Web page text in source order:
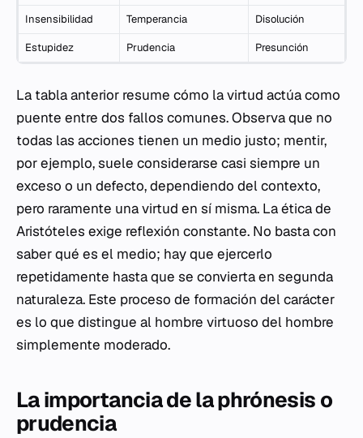
Insensibilidad Temperancia Disolución
Estupidez Prudencia Presunción
La tabla anterior resume cómo la virtud actúa como
puente entre dos fallos comunes. Observa que no
todas las acciones tienen un medio justo; mentir,
por ejemplo, suele considerarse casi siempre un
exceso o un defecto, dependiendo del contexto,
pero raramente una virtud en sí misma. La ética de
Aristóteles exige reflexión constante. No basta con
saber qué es el medio; hay que ejercerlo
repetidamente hasta que se convierta en segunda
naturaleza. Este proceso de formación del carácter
es lo que distingue al hombre virtuoso del hombre
simplemente moderado.
La importancia de la phrónesis o
prudencia